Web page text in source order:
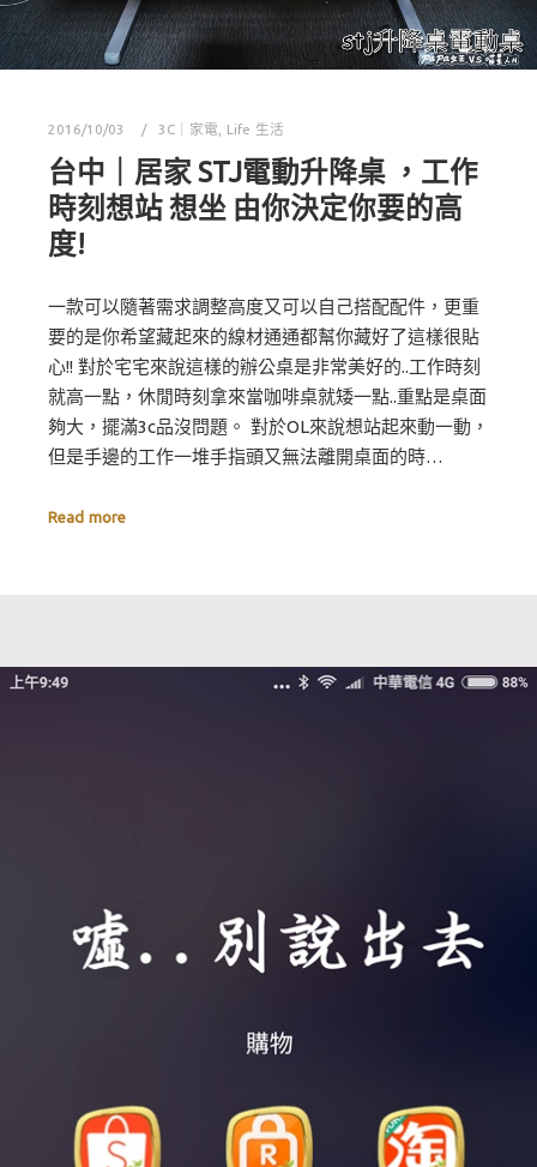
2016/10/03 3C｜家電 Life 生活
台中｜居家 STJ電動升降桌 ，工作
時刻想站 想坐 由你決定你要的高
度!
一款可以隨著需求調整高度又可以自己搭配配件，更重
要的是你希望藏起來的線材通通都幫你藏好了這樣很貼
心!! 對於宅宅來說這樣的辦公桌是非常美好的..工作時刻
就高一點，休閒時刻拿來當咖啡桌就矮一點..重點是桌面
夠大，擺滿3c品沒問題。 對於OL來說想站起來動一動，
但是手邊的工作一堆手指頭又無法離開桌面的時…
Read more